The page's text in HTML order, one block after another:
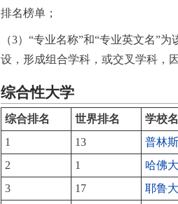
排名榜单；
（3）“专业名称”和“专业英文名”
设，形成组合学科，或交叉学科，
综合性大学
综合排名 世界排名 学校
1
13 普林
2
1 哈佛
3
17 耶鲁